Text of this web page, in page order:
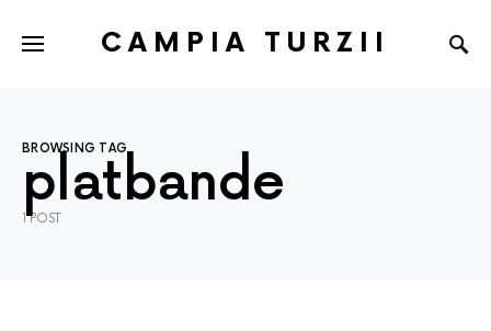
CAMPIA TURZII
BROWSING TAG
platbande
1 POST